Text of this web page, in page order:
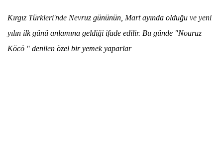
Kırgız Türkleri'nde Nevruzgününün, Mart ayında olduğu ve yeni
yılın ilk günü anlamına geldiği ifade edilir. Bu günde "Nouruz
Köcö" denilen özel bir yemek yaparlar